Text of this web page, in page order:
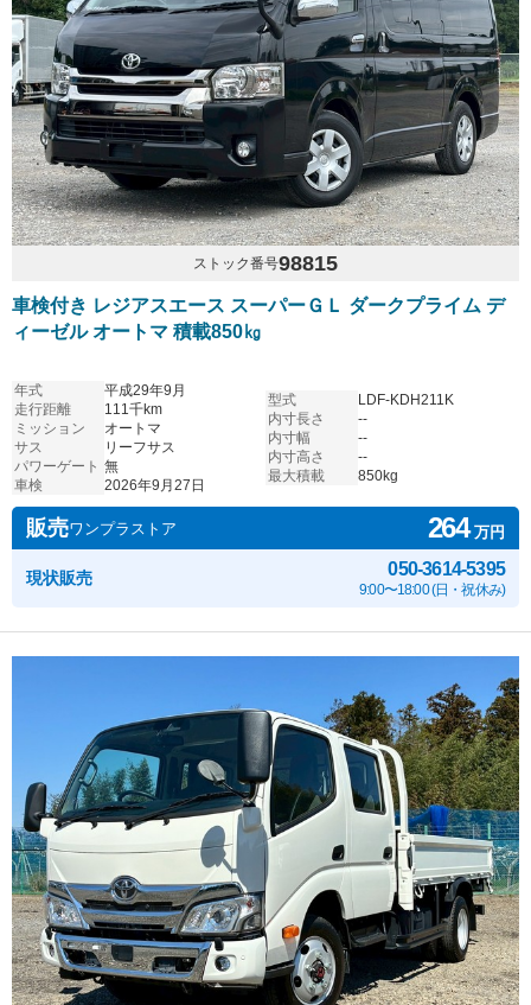
ストック番号98815
車検付き レジアスエース スーパーＧＬ ダークプライム デ
ィーゼル オートマ 積載850㎏
年式
平成29年9月
走行距離
111千km
ミッション
オートマ
サス
リーフサス
パワーゲート 無
車検
2026年9月27日
型式
LDF-KDH211K
内寸長さ
--
内寸幅
--
内寸高さ
--
最大積載
850kg
販売ワンプラストア 264万円
現状販売 050-3614-5395
9:00〜18:00 (日・祝休み)